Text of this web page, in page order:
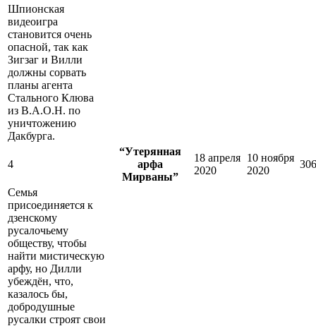
Шпионская
видеоигра
становится очень
опасной, так как
Зигзаг и Вилли
должны сорвать
планы агента
Стального Клюва
из В.А.О.Н. по
уничтожению
Дакбурга.
4
“Утерянная
арфа
Мирваны”
18 апреля
2020
10 ноября
2020
306
Семья
присоединяется к
дзенскому
русалочьему
обществу, чтобы
найти мистическую
арфу, но Дилли
убеждён, что,
казалось бы,
добродушные
русалки строят свои